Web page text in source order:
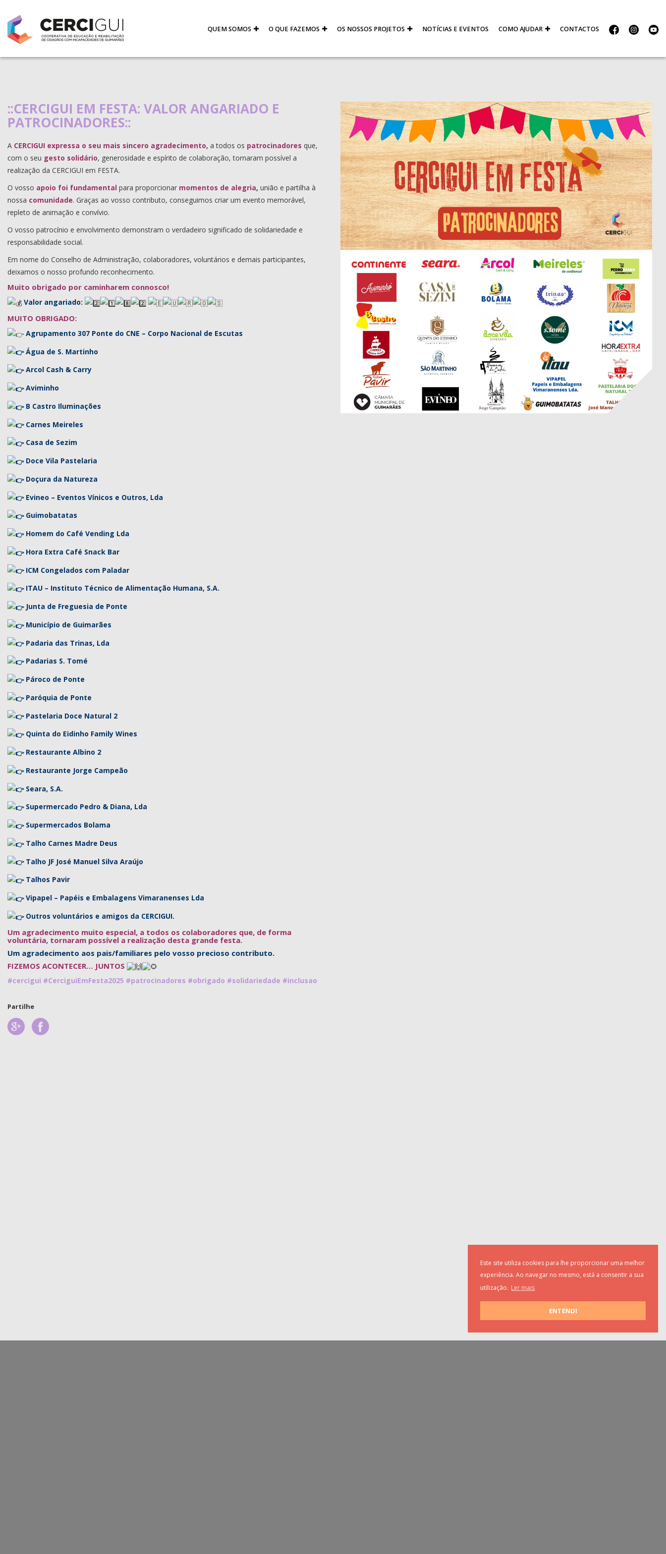
Este site utiliza cookies para lhe proporcionar uma melhor
experiência. Ao navegar no mesmo, está a consentir a sua
utilização. Ler mais
ENTENDI
QUEM SOMOS O QUE FAZEMOS OS NOSSOS PROJETOS NOTÍCIAS E EVENTOS COMO AJUDAR CONTACTOS
::CERCIGUI EM FESTA: VALOR ANGARIADO E
PATROCINADORES::
A CERCIGUI expressa o seu mais sincero agradecimento, a todos os patrocinadores que,
com o seu gesto solidário, generosidade e espírito de colaboração, tornaram possível a
realização da CERCIGUI em FESTA.
O vosso apoio foi fundamental para proporcionar momentos de alegria, união e partilha à
nossa comunidade. Graças ao vosso contributo, conseguimos criar um evento memorável,
repleto de animação e convívio.
O vosso patrocínio e envolvimento demonstram o verdadeiro significado de solidariedade e
responsabilidade social.
Em nome do Conselho de Administração, colaboradores, voluntários e demais participantes,
deixamos o nosso profundo reconhecimento.
Muito obrigado por caminharem connosco!
Valor angariado:
MUITO OBRIGADO:
Agrupamento 307 Ponte do CNE – Corpo Nacional de Escutas
Água de S. Martinho
Arcol Cash & Carry
Aviminho
B Castro Iluminações
Carnes Meireles
Casa de Sezim
Doce Vila Pastelaria
Doçura da Natureza
Evineo – Eventos Vínicos e Outros, Lda
Guimobatatas
Homem do Café Vending Lda
Hora Extra Café Snack Bar
ICM Congelados com Paladar
ITAU – Instituto Técnico de Alimentação Humana, S.A.
Junta de Freguesia de Ponte
Município de Guimarães
Padaria das Trinas, Lda
Padarias S. Tomé
Pároco de Ponte
Paróquia de Ponte
Pastelaria Doce Natural 2
Quinta do Eidinho Family Wines
Restaurante Albino 2
Restaurante Jorge Campeão
Seara, S.A.
Supermercado Pedro & Diana, Lda
Supermercados Bolama
Talho Carnes Madre Deus
Talho JF José Manuel Silva Araújo
Talhos Pavir
Vipapel – Papéis e Embalagens Vimaranenses Lda
Outros voluntários e amigos da CERCIGUI.
Um agradecimento muito especial, a todos os colaboradores que, de forma
voluntária, tornaram possível a realização desta grande festa.
Um agradecimento aos pais/familiares pelo vosso precioso contributo.
FIZEMOS ACONTECER… JUNTOS
#cercigui #CerciguiEmFesta2025 #patrocinadores #obrigado #solidariedade #inclusao
Partilhe